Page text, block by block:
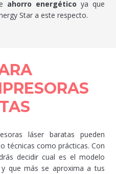
ahorro energético ya que
Star a este respecto.
láser baratas pueden
técnicas como prácticas. Con
decidir cual es el modelo
que más se aproxima a tus